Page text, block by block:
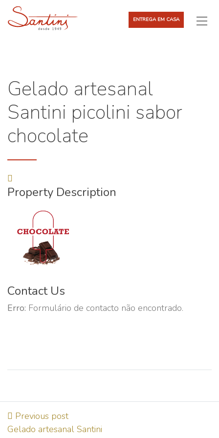
ENTREGA EM CASA
Gelado artesanal
Santini picolini sabor
chocolate
Property Description
Contact Us
Erro: Formulário de contacto não encontrado.
Previous post
Gelado artesanal Santini